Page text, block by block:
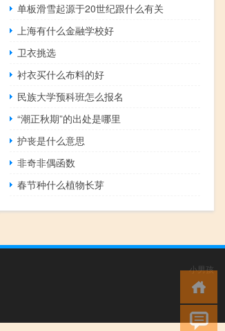
单板滑雪起源于20世纪跟什么有关
上海有什么金融学校好
卫衣挑选
衬衣买什么布料的好
民族大学预科班怎么报名
“潮正秋期”的出处是哪里
护丧是什么意思
非奇非偶函数
春节种什么植物长芽
小男孩